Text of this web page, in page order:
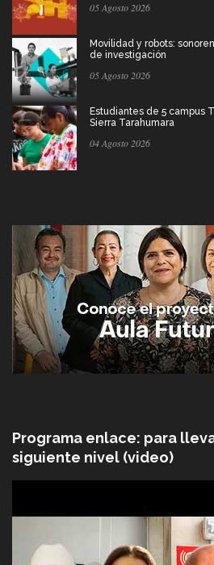
05 Agosto 2026
Movilidad y robots:
de investigación
05 Agosto 2026
Estudiantes de 5 campus
Sierra Tarahumara
04 Agosto 2026
Programa enlace: para
siguiente nivel (video)